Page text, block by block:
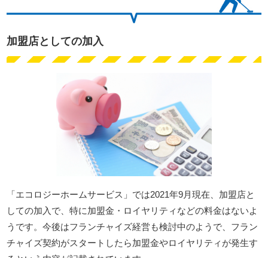
加盟店としての加入
「エコロジーホームサービス」では2021年9月現在、加盟店と
しての加入で、特に加盟金・ロイヤリティなどの料金はないよ
うです。今後はフランチャイズ経営も検討中のようで、フラン
チャイズ契約がスタートしたら加盟金やロイヤリティが発生す